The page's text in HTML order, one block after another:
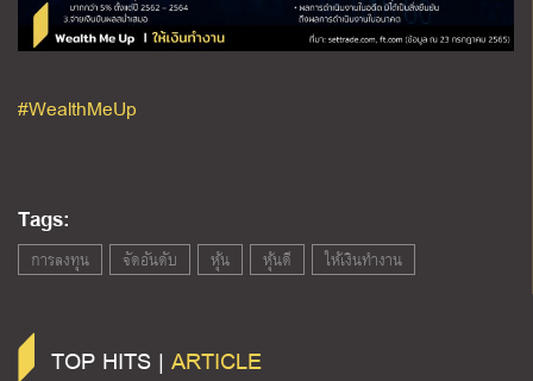
#WealthMeUp
Tags:
การลงทุน จัดอันดับ หุ้น หุ้นดี ให้เงินทำงาน
TOP HITS | ARTICLE